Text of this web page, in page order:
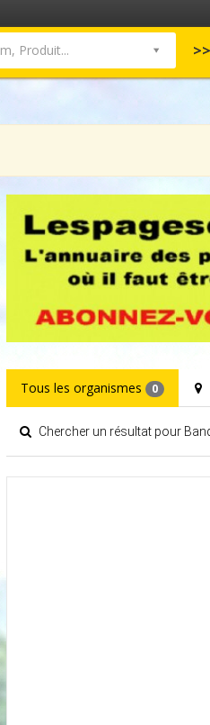
Produit... >>
Tous les organismes 0
Chercher un résultat pour